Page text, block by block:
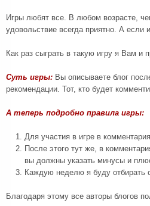
Игры любят все. В любом возрасте,
удовольствие всегда приятно. А если
Как раз сыграть в такую игру я Вам и
Суть игры: Вы описываете блог
рекомендации. Тот, кто будет
А теперь подробно правила игры:
Для участия в игре в
После этого тут же, в
вы должны указать минусы и
Каждую неделю я буду отбирать
Благодаря этому все авторы блогов